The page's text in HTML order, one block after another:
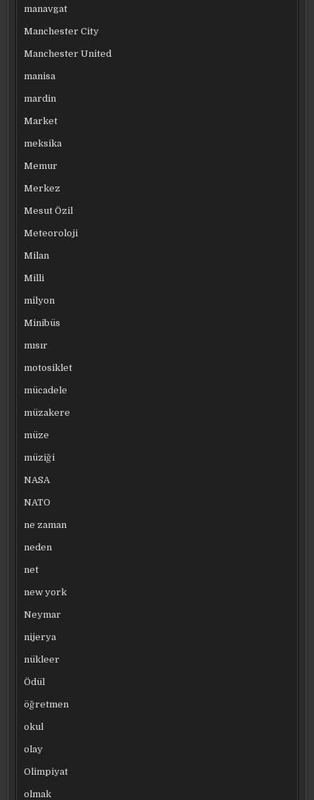
manavgat
Manchester City
Manchester United
manisa
mardin
Market
meksika
Memur
Merkez
Mesut Özil
Meteoroloji
Milan
Milli
milyon
Minibüs
mısır
motosiklet
mücadele
müzakere
müze
müziği
NASA
NATO
ne zaman
neden
net
new york
Neymar
nijerya
nükleer
Ödül
öğretmen
okul
olay
Olimpiyat
olmak